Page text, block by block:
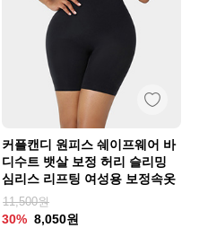
커플캔디 원피스 쉐이프웨어 바
디수트 뱃살 보정 허리 슬리밍
심리스 리프팅 여성용 보정속옷
11,500원
30% 8,050원